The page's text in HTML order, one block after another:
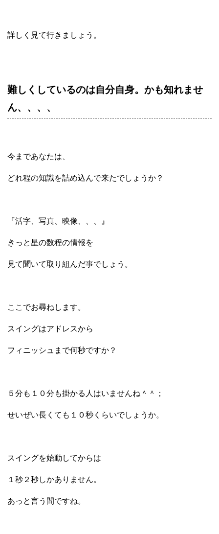
詳しく見て行きましょう。
難しくしているのは自分自身。かも知れませ
ん、、、、
今まであなたは、
どれ程の知識を詰め込んで来たでしょうか？
『活字、写真、映像、、、』
きっと星の数程の情報を
見て聞いて取り組んだ事でしょう。
ここでお尋ねします。
スイングはアドレスから
フィニッシュまで何秒ですか？
５分も１０分も掛かる人はいませんね＾＾；
せいぜい長くても１０秒くらいでしょうか。
スイングを始動してからは
１秒２秒しかありません。
あっと言う間ですね。